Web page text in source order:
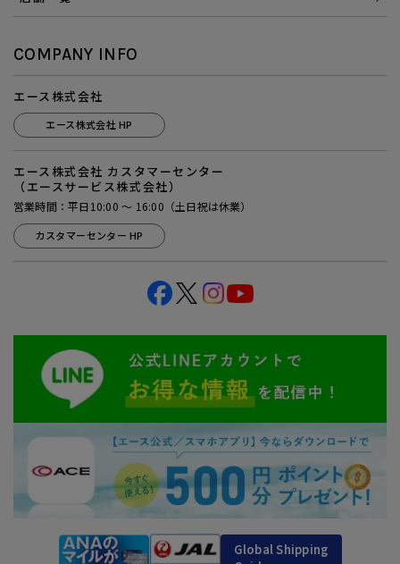
COMPANY INFO
エース株式会社
エース株式会社 HP
エース株式会社 カスタマーセンター
（エースサービス株式会社）
営業時間：平日10:00 ～ 16:00（土日祝は休業）
カスタマーセンター HP
Global Shipping